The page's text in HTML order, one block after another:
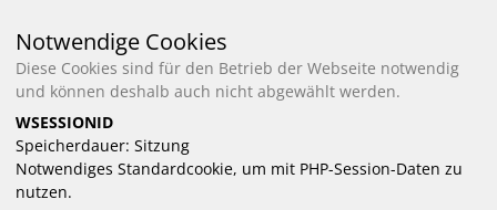
Notwendige Cookies
Diese Cookies sind für den Betrieb der Webseite notwendig
und können deshalb auch nicht abgewählt werden.
WSESSIONID
Speicherdauer Sitzung
Notwendiges Standardcookie, um mit PHP-Session-Daten zu
nutzen.